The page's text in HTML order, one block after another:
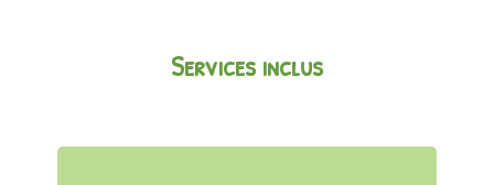
Services inclus